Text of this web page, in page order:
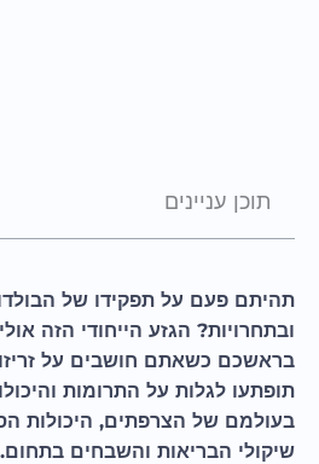
תוכן עניינים
תהיתם פעם על תפקידו של
ובתחרויות? הגזע הייחודי הזה
בראשכם כשאתם חושבים על
תופתעו לגלות על התרומות
בעולמם של הצרפתים, היכולות
שיקולי הבריאות והשבחים בתחום.